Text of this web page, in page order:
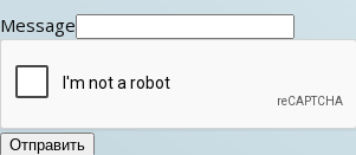
Message
Отправить